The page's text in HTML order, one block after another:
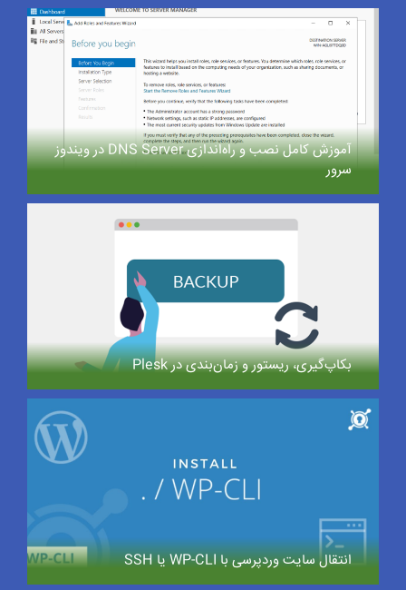
آموزش کامل نصب و راه‌اندازی DNS Server در ویندوز
سرور
بکاپ‌گیری، ریستور و زمان‌بندی در Plesk
انتقال سایت وردپرسی با WP-CLI یا SSH